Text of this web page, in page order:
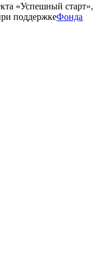
«Успешный старт»,
поддержкеФонда